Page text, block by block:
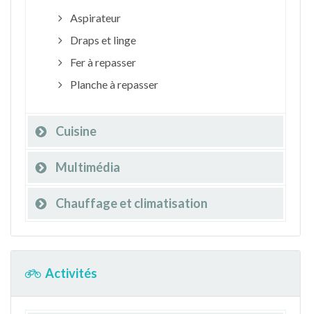
Aspirateur
Draps et linge
Fer à repasser
Planche à repasser
Cuisine
Multimédia
Chauffage et climatisation
Activités